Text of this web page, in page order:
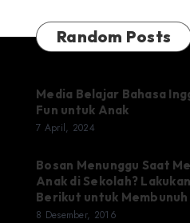
Random Posts
Media Belajar Bahasa
Fun untuk Anak
7 April, 2024
Bosan Menunggu Saat
Anak di Sekolah?
Berikut untuk Membunuh
8 Desember, 2016